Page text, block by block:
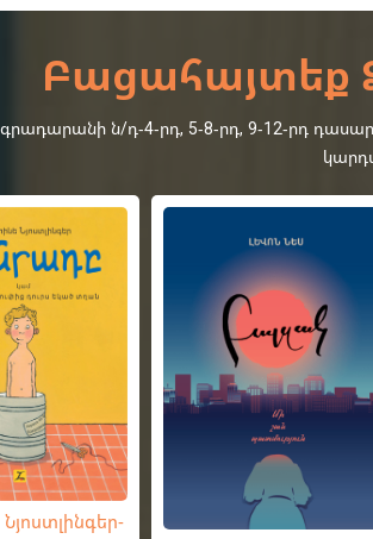
Բացահայտեք
ն/դ-4-րդ, 5-8-րդ, 9-12-րդ